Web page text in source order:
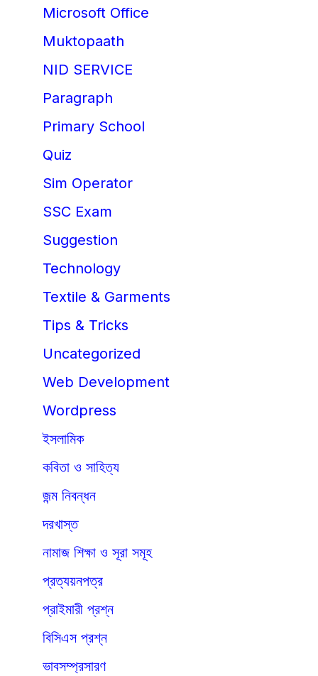
Microsoft Office
Muktopaath
NID SERVICE
Paragraph
Primary School
Quiz
Sim Operator
SSC Exam
Suggestion
Technology
Textile & Garments
Tips & Tricks
Uncategorized
Web Development
Wordpress
ইসলামিক
কবিতা ও সাহিত্য
জন্ম নিবন্ধন
দরখাস্ত
নামাজ শিক্ষা ও সূরা সমূহ
প্রত্যয়নপত্র
প্রাইমারী প্রশ্ন
বিসিএস প্রশ্ন
ভাবসম্প্রসারণ